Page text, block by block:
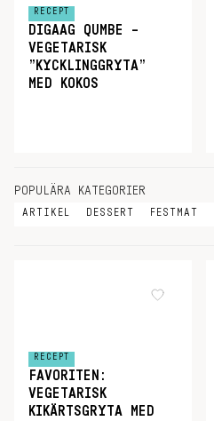
RECEPT
DIGAAG QUMBE –
VEGETARISK
”KYCKLINGGRYTA”
MED KOKOS
POPULÄRA KATEGORIER
ARTIKEL DESSERT FESTMAT
RECEPT
FAVORITEN:
VEGETARISK
KIKÄRTSGRYTA MED